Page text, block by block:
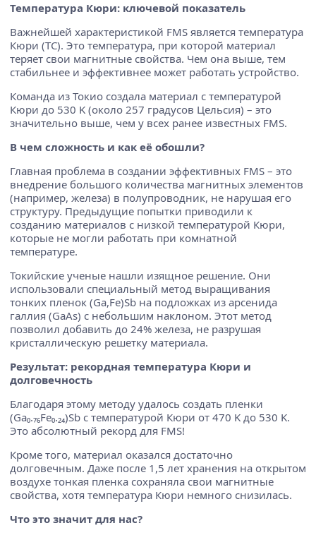
Температура Кюри: ключевой показатель
Важнейшей характеристикой FMS является температура
Кюри (TC). Это температура, при которой материал
теряет свои магнитные свойства. Чем она выше, тем
стабильнее и эффективнее может работать устройство.
Команда из Токио создала материал с температурой
Кюри до 530 K (около 257 градусов Цельсия) – это
значительно выше, чем у всех ранее известных FMS.
В чем сложность и как её обошли?
Главная проблема в создании эффективных FMS – это
внедрение большого количества магнитных элементов
(например, железа) в полупроводник, не нарушая его
структуру. Предыдущие попытки приводили к
созданию материалов с низкой температурой Кюри,
которые не могли работать при комнатной
температуре.
Токийские ученые нашли изящное решение. Они
использовали специальный метод выращивания
тонких пленок (Ga,Fe)Sb на подложках из арсенида
галлия (GaAs) с небольшим наклоном. Этот метод
позволил добавить до 24% железа, не разрушая
кристаллическую решетку материала.
Результат: рекордная температура Кюри и
долговечность
Благодаря этому методу удалось создать пленки
(Ga₀.₇₆Fe₀.₂₄)Sb с температурой Кюри от 470 K до 530 K.
Это абсолютный рекорд для FMS!
Кроме того, материал оказался достаточно
долговечным. Даже после 1,5 лет хранения на открытом
воздухе тонкая пленка сохраняла свои магнитные
свойства, хотя температура Кюри немного снизилась.
Что это значит для нас?